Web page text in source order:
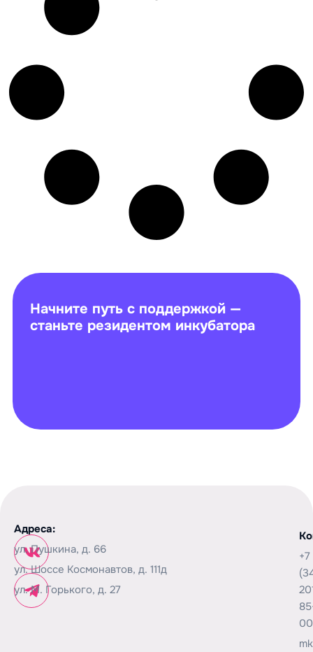
Начните путь с поддержкой —
станьте резидентом инкубатора
Адреса:
ул. Пушкина, д. 66
ул. Шоссе Космонавтов, д. 111д
ул. М. Горького, д. 27
+7
00